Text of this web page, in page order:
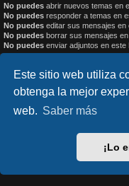
Este sitio web utiliza
obtenga la mejor
web. Saber más
¡Lo
No puedes abrir nuevos temas en
No puedes responder a temas en
No puedes editar sus mensajes en
No puedes borrar sus mensajes
No puedes enviar adjuntos en este
lucid_lime